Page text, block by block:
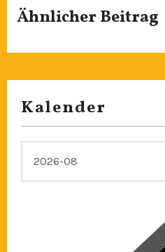
Ähnlicher Beitrag
Kalender